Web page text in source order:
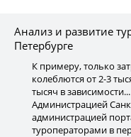
Анализ и развитие
Петербурге
К примеру, только
колеблются от 2-3
тысяч в зависимости...
Администрацией
администрацией
туроператорами в